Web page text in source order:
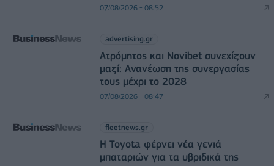
07/08/2026 - 08:52
advertising.gr
Ατρόμητος και Novibet συνεχίζουν
μαζί: Ανανέωση της συνεργασίας
τους μέχρι το 2028
07/08/2026 - 08:47
fleetnews.gr
Η Toyota φέρνει νέα γενιά
μπαταριών για τα υβριδικά της